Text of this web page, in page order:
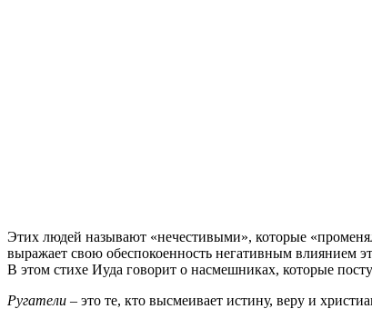
Этих людей называют «нечестивыми», которые
выражает свою обеспокоенность негативным влиянием
В этом стихе Иуда говорит о насмешниках, которые
Ругатели – это те, кто высмеивает истину, веру и